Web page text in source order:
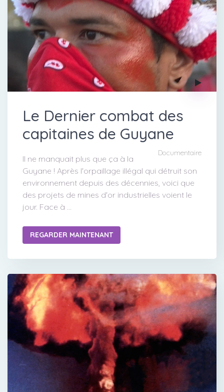
Le Dernier combat des
capitaines de Guyane
Documentaire
Il ne manquait plus que ça à la
Guyane ! Après l'orpaillage illégal qui détruit son
environnement depuis des décennies, voici que
des projets de mines d'or industrielles voient le
jour. Face à ...
REGARDER MAINTENANT